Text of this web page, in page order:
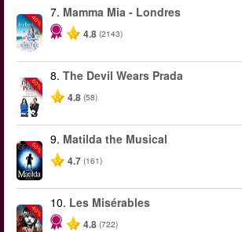
-40%
7. Mamma Mia - Londres
4.8 (2143)
-50%
8. The Devil Wears Prada
4.8 (58)
-50%
9. Matilda the Musical
4.7 (161)
-40%
10. Les Misérables
4.8 (722)